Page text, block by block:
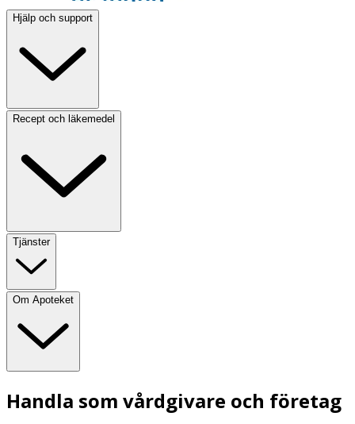
Hjälp och support
Recept och läkemedel
Tjänster
Om Apoteket
Handla som vårdgivare och företag